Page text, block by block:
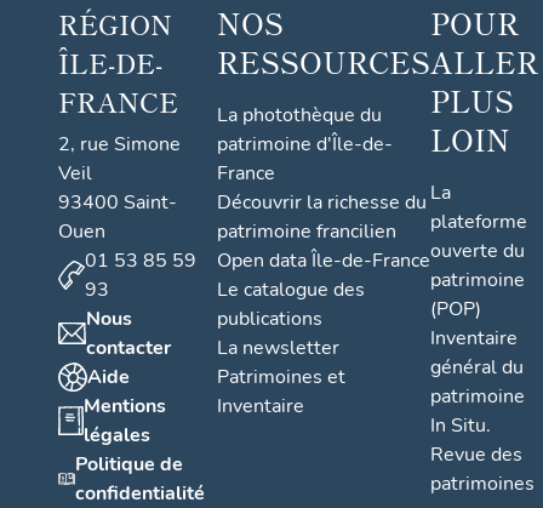
RÉGION
ÎLE-DE-
FRANCE
2, rue Simone
Veil
93400 Saint-
Ouen
01 53 85 59
93
Nous
contacter
Aide
Mentions
légales
Politique de
confidentialité
NOS
RESSOURCES
La photothèque du
patrimoine d'Île-de-
France
Découvrir la richesse du
patrimoine francilien
Open data Île-de-France
Le catalogue des
publications
La newsletter
Patrimoines et
Inventaire
POUR
ALLER
PLUS
LOIN
La
plateforme
ouverte du
patrimoine
(POP)
Inventaire
général du
patrimoine
In Situ.
Revue des
patrimoines